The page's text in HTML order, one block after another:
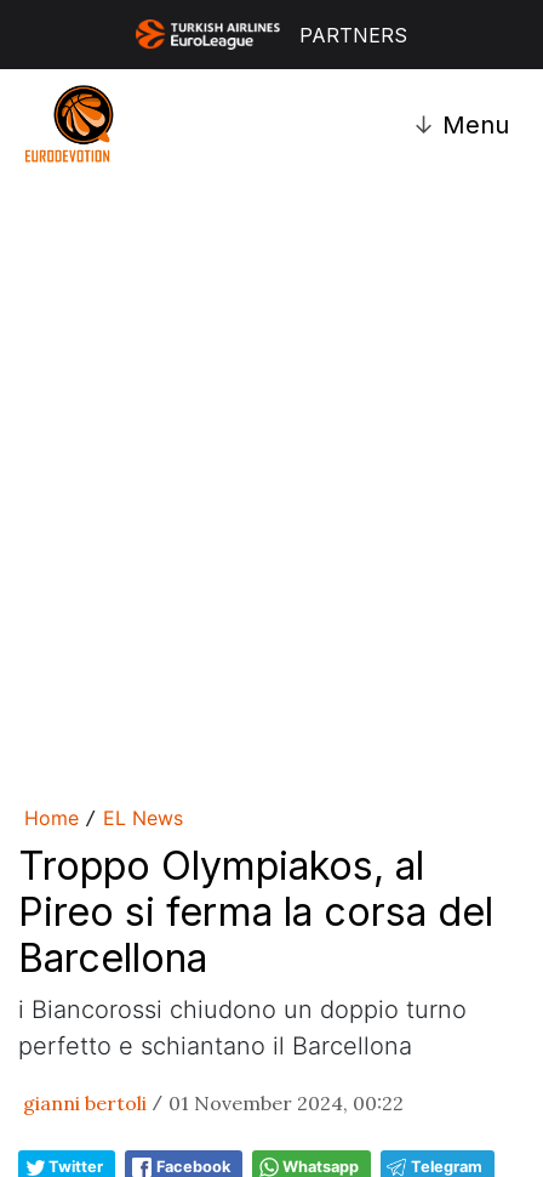
PARTNERS
↓ Menu
Home / EL News
Troppo Olympiakos, al
Pireo si ferma la corsa del
Barcellona
i Biancorossi chiudono un doppio turno
perfetto e schiantano il Barcellona
gianni bertoli / 01 November 2024, 00:22
Twitter Facebook Whatsapp Telegram